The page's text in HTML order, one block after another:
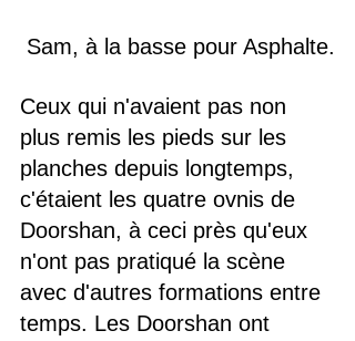
Sam, à la basse pour Asphalte.
Ceux qui n'avaient pas non
plus remis les pieds sur les
planches depuis longtemps,
c'étaient les quatre ovnis de
Doorshan, à ceci près qu'eux
n'ont pas pratiqué la scène
avec d'autres formations entre
temps. Les Doorshan ont